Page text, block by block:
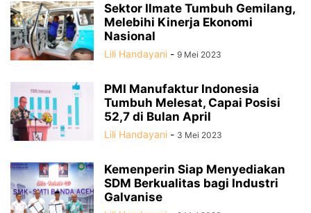
Sektor Ilmate Tumbuh Gemilang,
Melebihi Kinerja Ekonomi
Nasional
Lili Handayani - 9 Mei 2023
PMI Manufaktur Indonesia
Tumbuh Melesat, Capai Posisi
52,7 di Bulan April
Lili Handayani - 3 Mei 2023
Kemenperin Siap Menyediakan
SDM Berkualitas bagi Industri
Galvanise